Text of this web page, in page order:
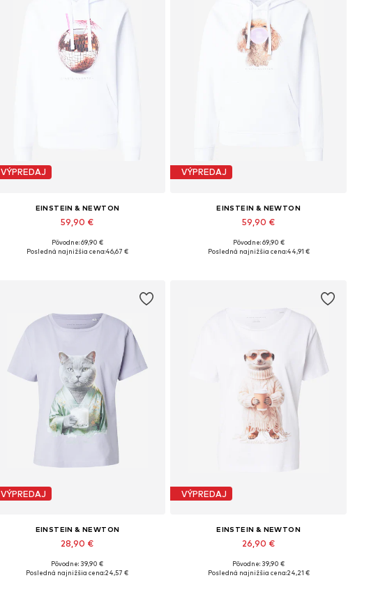
VÝPREDAJ
EINSTEIN & NEWTON
59,90 €
Dostupné veľkosti: XS, S, M, XL
Pôvodne: 69,90 €
Posledná najnižšia cena:46,67 €
VÝPREDAJ
EINSTEIN & NEWTON
59,90 €
Dostupné veľkosti: XS, S, M, L, XL
Pôvodne: 69,90 €
Posledná najnižšia cena:44,91 €
VÝPREDAJ
EINSTEIN & NEWTON
28,90 €
Dostupné veľkosti: S, M, XL
Pôvodne: 39,90 €
Posledná najnižšia cena:24,57 €
VÝPREDAJ
EINSTEIN & NEWTON
26,90 €
Dostupné veľkosti: M
Pôvodne: 39,90 €
Posledná najnižšia cena:24,21 €